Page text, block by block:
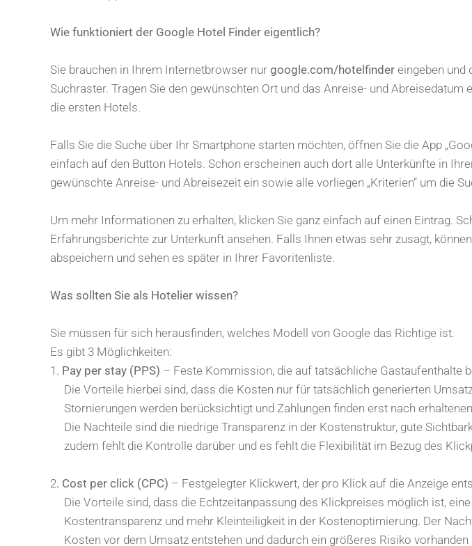
Wie funktioniert der Google Hotel Finder eigentlich?
Sie brauchen in Ihrem Internetbrowser nur google.com/hotelfinder eingeben und
Suchraster. Tragen Sie den gewünschten Ort und das Anreise- und
die ersten Hotels.
Falls Sie die Suche über Ihr Smartphone starten möchten, öffnen Sie die App
einfach auf den Button Hotels. Schon erscheinen auch dort alle Unterkünfte in
gewünschte Anreise- und Abreisezeit ein sowie alle vorliegen „Kriterien“ um die
Um mehr Informationen zu erhalten, klicken Sie ganz einfach auf einen Eintrag.
Erfahrungsberichte zur Unterkunft ansehen. Falls Ihnen etwas sehr zusagt,
abspeichern und sehen es später in Ihrer Favoritenliste.
Was sollten Sie als Hotelier wissen?
Sie müssen für sich herausfinden, welches Modell von Google das Richtige ist.
Es gibt 3 Möglichkeiten:
1. Pay per stay (PPS) – Feste Kommission, die auf tatsächliche Gastaufenthalte
Die Vorteile hierbei sind, dass die Kosten nur für tatsächlich generierten
Stornierungen werden berücksichtigt und Zahlungen finden erst nach
Die Nachteile sind die niedrige Transparenz in der Kostenstruktur, gute
zudem fehlt die Kontrolle darüber und es fehlt die Flexibilität im Bezug des
2. Cost per click (CPC) – Festgelegter Klickwert, der pro Klick auf die Anzeige
Die Vorteile sind, dass die Echtzeitanpassung des Klickpreises möglich ist,
Kostentransparenz und mehr Kleinteiligkeit in der Kostenoptimierung. Der
Kosten vor dem Umsatz entstehen und dadurch ein größeres Risiko vorhanden